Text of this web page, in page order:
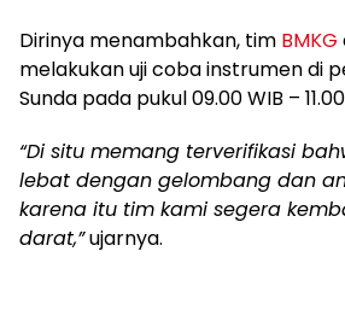
Dirinya menambahkan, tim BMKG
melakukan uji coba instrumen di
Sunda pada pukul 09.00 WIB –
“Di situ memang terverifikasi
lebat dengan gelombang dan
karena itu tim kami segera
darat,”ujarnya.